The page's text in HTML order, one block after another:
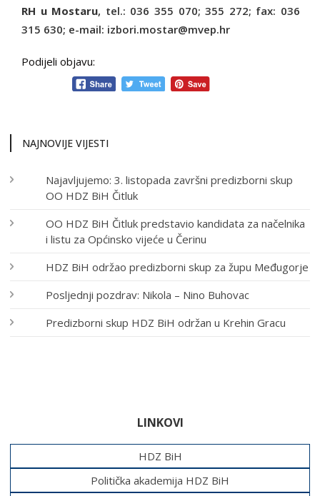
RH u Mostaru, tel.: 036 355 070; 355 272; fax: 036
315 630; e-mail: izbori.mostar@mvep.hr
Podijeli objavu:
NAJNOVIJE VIJESTI
Najavljujemo: 3. listopada završni predizborni skup
OO HDZ BiH Čitluk
OO HDZ BiH Čitluk predstavio kandidata za načelnika
i listu za Općinsko vijeće u Čerinu
HDZ BiH održao predizborni skup za župu Međugorje
Posljednji pozdrav: Nikola – Nino Buhovac
Predizborni skup HDZ BiH održan u Krehin Gracu
LINKOVI
HDZ BiH
Politička akademija HDZ BiH